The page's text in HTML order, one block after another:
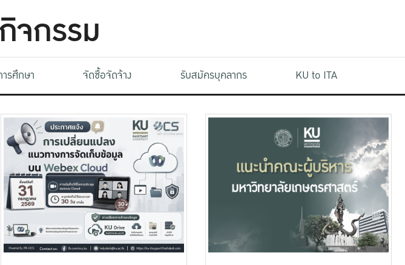
จกรรม
รศึกษา จัดซื้อจัดจ้าง รับสมัครบุคลากร KU to ITA